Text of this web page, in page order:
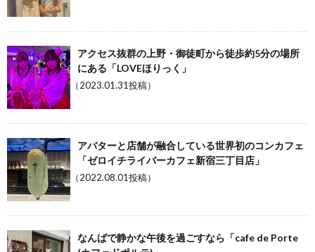
アクセス抜群の上野・御徒町から徒歩約5分の場所
にある「LOVEほりっく」
（2023.01.31投稿）
アバターと店舗が融合している世界初のコンカフェ
「ゼロイチライバーカフェ新宿三丁目店」
（2022.08.01投稿）
なんばで静かな午後を過ごすなら「cafe de Porte